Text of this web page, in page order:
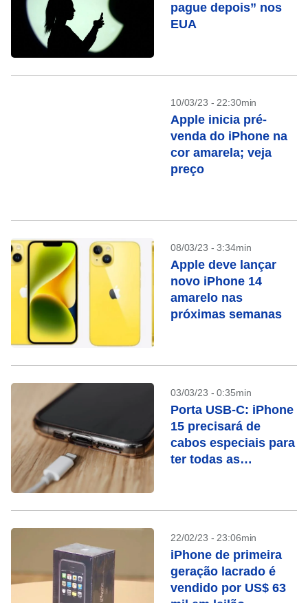
pague depois” nos
EUA
10/03/23 - 22:30min
Apple inicia pré-
venda do iPhone na
cor amarela; veja
preço
08/03/23 - 3:34min
Apple deve lançar
novo iPhone 14
amarelo nas
próximas semanas
03/03/23 - 0:35min
Porta USB-C: iPhone
15 precisará de
cabos especiais para
ter todas as
22/02/23 - 23:06min
iPhone de primeira
geração lacrado é
vendido por US$ 63